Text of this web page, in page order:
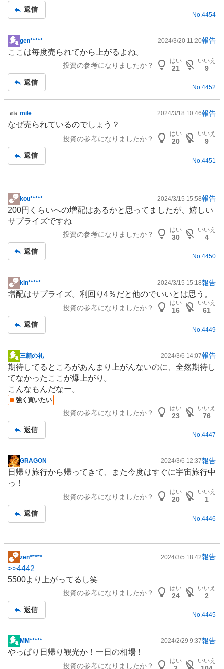
事
返信
No. 4454
掲
示
事
gen***** 2024/3/20 11:20報告
ここは毎度売られてから上がるよね。
投資の参考になりましたか？
はい
21
いいえ
9
返信
No.4452
示
事
mile 2024/3/18 10:46報告
なぜ売られているのでしょう？
投資の参考になりましたか？
はい
20
いいえ
9
返信
No. 4451
掲
示
板
kou***** 2024/3/15 15:58報告
200円くらいへの増配はあるかと思ってましたが、嬉しい
サプライズですね
投資の参考になりましたか？
はい
30
いいえ
4
返信
No.4450
掲
示
事
kin***** 2024/3/15 15:18報告
増配はサプライズ。利回り4％だと他のでいいとは思う。
投資の参考になりましたか？
はい
16
いいえ
61
返信
No. 4449
掲
示
板
記
事
三顧の礼 2024/3/6 14:07報告
期待してるところがあんまり上がんないのに、全然期待し
てなかったここが爆上がり。
こんなもんだなー。
強く買いたい
投資の参考になりましたか？
はい
23
いいえ
76
返信
No.4447
掲
示
板
GRAGON 2024/3/6 12:37報告
日帰り旅行から帰ってきて、また今度はすぐに宇宙旅行中
っ！
投資の参考になりましたか？
はい
20
いいえ
1
返信
No. 4446
掲
示
板
zen***** 2024/3/5 18:42報告
>>4442
5500より上がってるし笑
投資の参考になりましたか？
はい
24
いいえ
2
返信
No.4445
掲
示
MM***** 2024/2/29 9:37報告
やっぱり日帰り観光か！一日の相場！
投資の参考になりましたか？
はい いいえ